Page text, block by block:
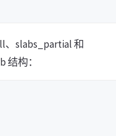
、slabs_partial 和
结构：